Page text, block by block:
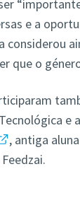
e a
considerou
que o
e
, antiga